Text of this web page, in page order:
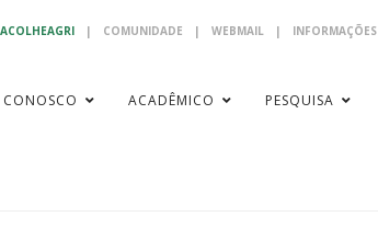
ACOLHEAGRI | COMUNIDADE | WEBMAIL | INFORMAÇÕES
CONOSCO ACADÊMICO PESQUISA